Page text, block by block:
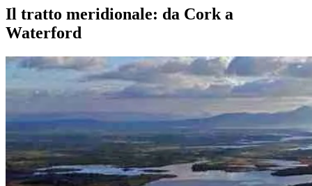
Il tratto meridionale: da Cork a
Waterford